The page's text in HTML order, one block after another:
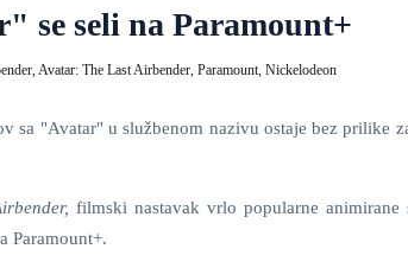
se seli na Paramount+
Avatar: The Last Airbender, Paramount, Nickelodeon
sa "Avatar" u službenom nazivu ostaje bez prilike
filmski nastavak vrlo popularne animirane
Paramount+.